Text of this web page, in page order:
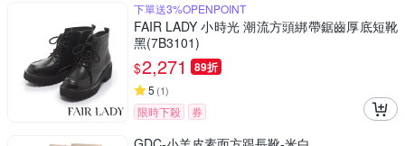
下單送3%OPENPOINT
FAIR LADY 小時光 潮流方頭綁帶鋸齒厚底短靴
黑(7B3101)
$2,271 89折
5 (1)
限時下殺 券